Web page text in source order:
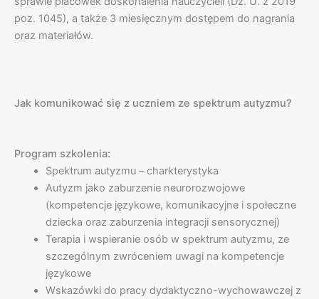
poz. 1045), a także 3 miesięcznym dostępem do nagrania
oraz materiałów.
Jak komunikować się z uczniem ze spektrum autyzmu?
Program szkolenia:
Spektrum autyzmu – charkterystyka
Autyzm jako zaburzenie neurorozwojowe
(kompetencje językowe, komunikacyjne i społeczne
dziecka oraz zaburzenia integracji sensorycznej)
Terapia i wspieranie osób w spektrum autyzmu, ze
szczególnym zwróceniem uwagi na kompetencje
językowe
Wskazówki do pracy dydaktyczno-wychowawczej z